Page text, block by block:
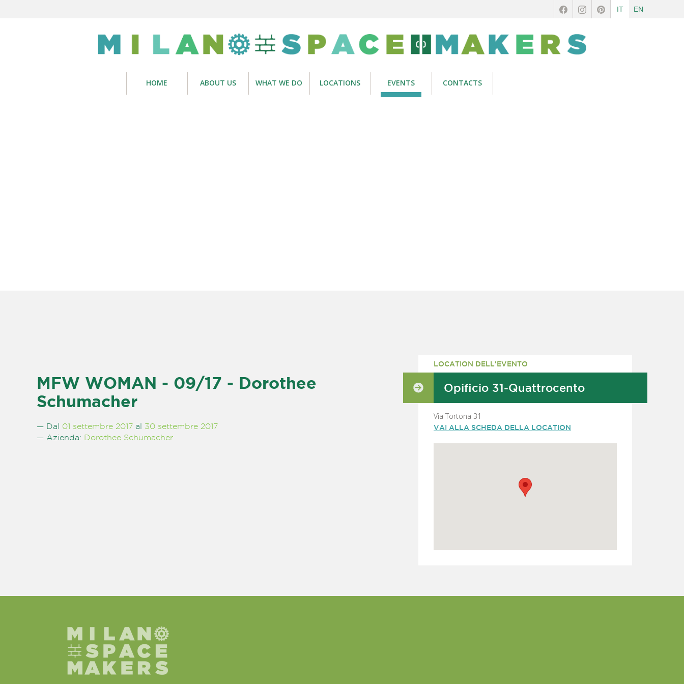
IT EN
HOME ABOUT US WHAT WE DO LOCATIONS EVENTS CONTACTS
MFW WOMAN - 09/17 - Dorothee
Schumacher
— Dal 01 settembre 2017 al 30 settembre 2017
— Azienda: Dorothee Schumacher
LOCATION DELL'EVENTO
Opificio 31-Quattrocento
Via Tortona 31
VAI ALLA SCHEDA DELLA LOCATION